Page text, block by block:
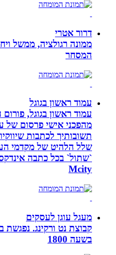
דרור אטרי
ממונה רגולציה, ממשל ויחסים
המסחר
עמוד ראשון בגוגל
עמוד ראשון בגוגל, פורום
תשובותיך לכתבות שיווקיות
שלל הלהיט של מקדמי
`שתול` בכל כתבה אינדקס
Mcity
מעגל עוגן לעסקים
קבוצת נט ורקינג. נפגשת בזום
בשעה 1800